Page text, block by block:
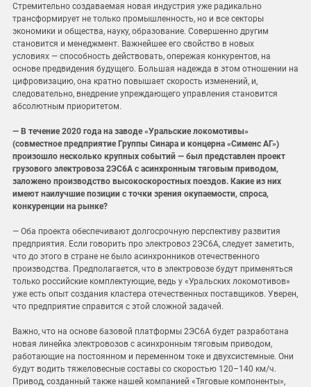
Стремительно создаваемая новая индустрия уже радикально
трансформирует не только промышленность, но и все секторы
экономики и общества, науку, образование. Совершенно другим
становится и менеджмент. Важнейшее его свойство в новых
условиях — способность действовать, опережая конкурентов, на
основе предвидения будущего. Большая надежда в этом отношении на
цифровизацию, она кратно повышает скорость изменений, и,
следовательно, внедрение упреждающего управления становится
абсолютным приоритетом.
— В течение 2020 года на заводе «Уральские локомотивы»
(совместное предприятие Группы Синара и концерна «Сименс АГ»)
произошло несколько крупных событий — был представлен проект
грузового электровоза 2ЭС6А с асинхронным тяговым приводом,
заложено производство высокоскоростных поездов. Какие из них
имеют наилучшие позиции с точки зрения окупаемости, спроса,
конкуренции на рынке?
— Оба проекта обеспечивают долгосрочную перспективу развития
предприятия. Если говорить про электровоз 2ЭС6А, следует заметить,
что до этого в стране не было асинхронников отечественного
производства. Предполагается, что в электровозе будут применяться
только российские комплектующие, ведь у «Уральских локомотивов»
уже есть опыт создания кластера отечественных поставщиков. Уверен,
что предприятие справится с этой сложной задачей.
Важно, что на основе базовой платформы 2ЭС6А будет разработана
новая линейка электровозов с асинхронным тяговым приводом,
работающие на постоянном и переменном токе и двухсистемные. Они
будут водить тяжеловесные составы со скоростью 120–140 км/ч.
Привод, созданный также нашей компанией «Тяговые компоненты»,